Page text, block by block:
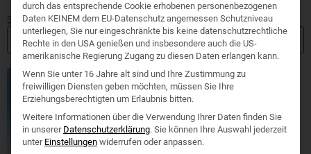
Start/ Produkte verschlagwortet mit „homöopathie durchfall“
FILTER ANZEIGEN
durch das entsprechende Cookie erhobenen personenbezogenen
Daten KEINEM dem EU-Datenschutz angemessen Schutzniveau
unterliegen, Sie nur eingeschränkte bis keine datenschutzrechtliche
Rechte in den USA genießen und insbesondere auch die US-
amerikanische Regierung Zugang zu diesen Daten erlangen kann.
Wenn Sie unter 16 Jahre alt sind und Ihre Zustimmung zu
freiwilligen Diensten geben möchten, müssen Sie Ihre
Erziehungsberechtigten um Erlaubnis bitten.
Weitere Informationen über die Verwendung Ihrer Daten finden Sie
in unserer Datenschutzerklärung. Sie können Ihre Auswahl jederzeit
unter Einstellungen widerrufen oder anpassen.